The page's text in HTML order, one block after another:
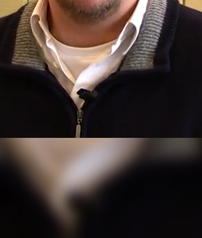
Video